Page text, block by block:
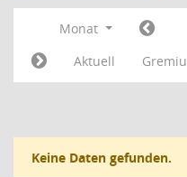
Monat
Aktuell
Keine Daten gefunden.